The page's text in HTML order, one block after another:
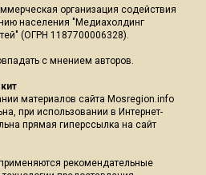
организация содействия
населения "Медиахолдинг
(ОГРН 1187700006328).
с мнением авторов.
материалов сайта Mosregion.info
при использовании в Интернет-
прямая гиперссылка на сайт
рекомендательные